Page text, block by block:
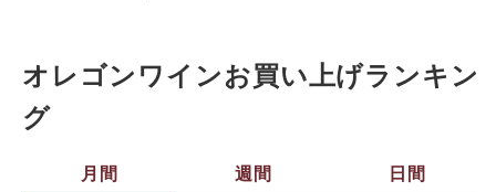
オレゴンワインお買い上げランキン
グ
月間 週間 日間